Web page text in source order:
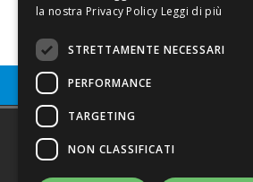
Sede legale, Redazione, pubblicità e
Modena S.r.l. via Emilia Est, 402/6 - Modena
Direttore Resp. Giovanni Botti | email:
Leggi di più
STRETTAMENTE NECESSARI
PERFORMANCE
TARGETING
NON CLASSIFICATI